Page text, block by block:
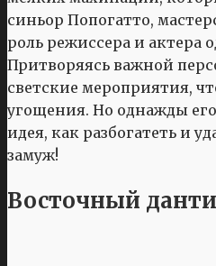
синьор Попогатто,
роль режиссера и актера
Притворяясь важной
светские мероприятия,
угощения. Но однажды
идея, как разбогатеть и
замуж!
Восточный